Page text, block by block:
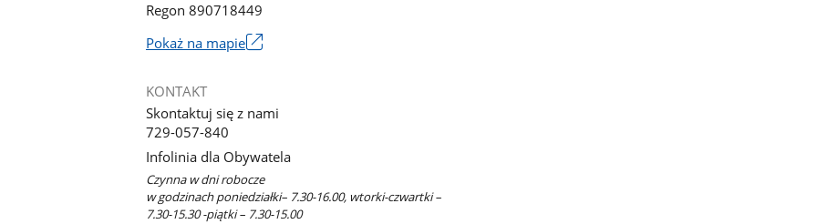
Regon 890718449
Pokaż na mapieLink
nowym
KONTAKT
Skontaktuj się z nami
729-057-840
Infolinia dla Obywatela
Czynna w dni robocze
w godzinach poniedziałki– 7.30-16.00, wtorki-czwartki –
7.30-15.30 -piątki – 7.30-15.00